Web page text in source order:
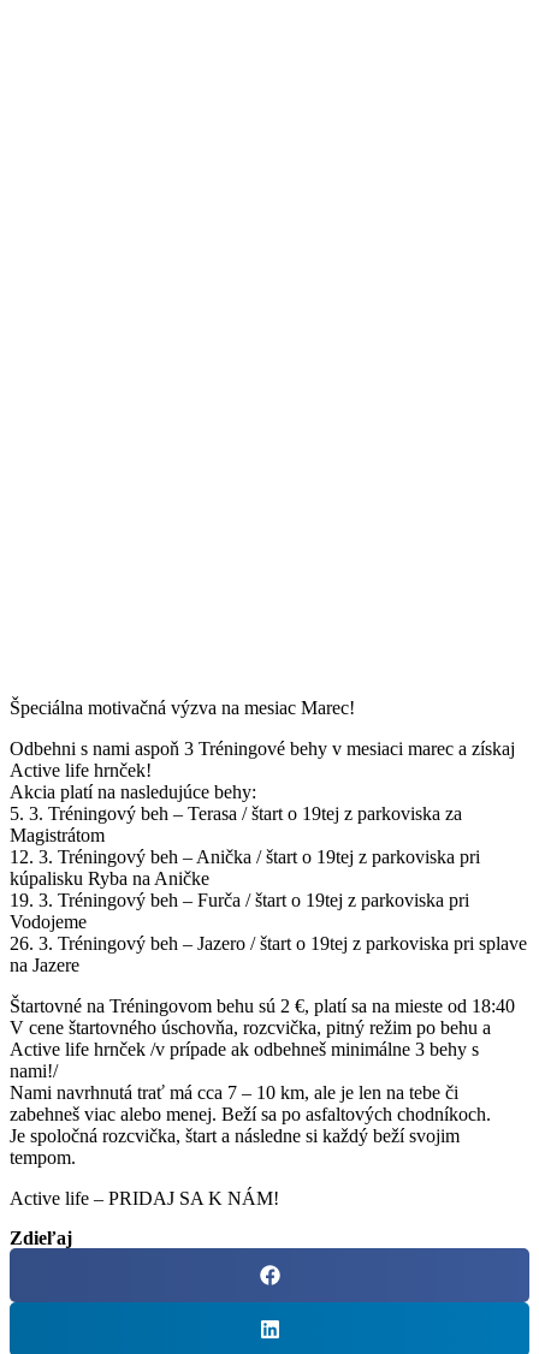
Špeciálna motivačná výzva na mesiac Marec!
Odbehni s nami aspoň 3 Tréningové behy v mesiaci marec a získaj
Active life hrnček!
Akcia platí na nasledujúce behy:
5. 3. Tréningový beh – Terasa / štart o 19tej z parkoviska za
Magistrátom
12. 3. Tréningový beh – Anička / štart o 19tej z parkoviska pri
kúpalisku Ryba na Aničke
19. 3. Tréningový beh – Furča / štart o 19tej z parkoviska pri
Vodojeme
26. 3. Tréningový beh – Jazero / štart o 19tej z parkoviska pri splave
na Jazere
Štartovné na Tréningovom behu sú 2 €, platí sa na mieste od 18:40
V cene štartovného úschovňa, rozcvička, pitný režim po behu a
Active life hrnček /v prípade ak odbehneš minimálne 3 behy s
nami!/
Nami navrhnutá trať má cca 7 – 10 km, ale je len na tebe či
zabehneš viac alebo menej. Beží sa po asfaltových chodníkoch.
Je spoločná rozcvička, štart a následne si každý beží svojim
tempom.
Active life – PRIDAJ SA K NÁM!
Zdieľaj